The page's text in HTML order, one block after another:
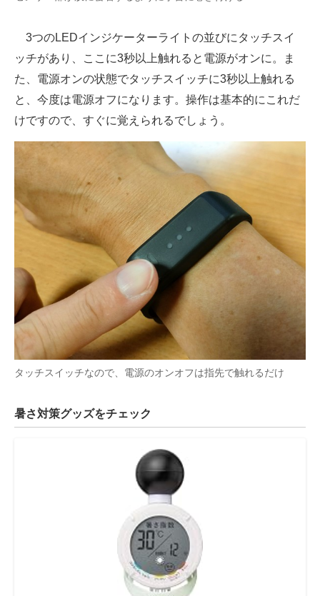
3つのLEDインジケーターライトの並びにタッチスイ
ッチがあり、ここに3秒以上触れると電源がオンに。ま
た、電源オンの状態でタッチスイッチに3秒以上触れる
と、今度は電源オフになります。操作は基本的にこれだ
けですので、すぐに覚えられるでしょう。
タッチスイッチなので、電源のオンオフは指先で触れるだけ
暑さ対策グッズをチェック